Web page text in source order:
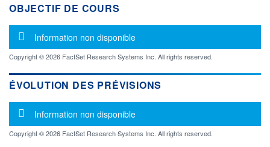
0,0000
0
VALORISATION
LIMITE À LA
BAISSE
0,0000
LIMITE À LA
HAUSSE
0,0000
RENDEMENT
ESTIMÉ 2026
- -
OBJECTIF DE COURS
Message d'information
Information non disponible
Copyright © 2026 FactSet Research Systems Inc. All rights reserved.
ÉVOLUTION DES PRÉVISIONS
Message d'information
Information non disponible
Copyright © 2026 FactSet Research Systems Inc. All rights reserved.